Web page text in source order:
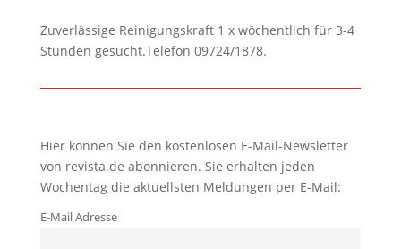
Zuverlässige Reinigungskraft 1 x wöchentlich für 3-4
Stunden gesucht.Telefon 09724/1878.
Hier können Sie den kostenlosen E-Mail-Newsletter
von revista.de abonnieren. Sie erhalten jeden
Wochentag die aktuellsten Meldungen per E-Mail:
E-Mail Adresse